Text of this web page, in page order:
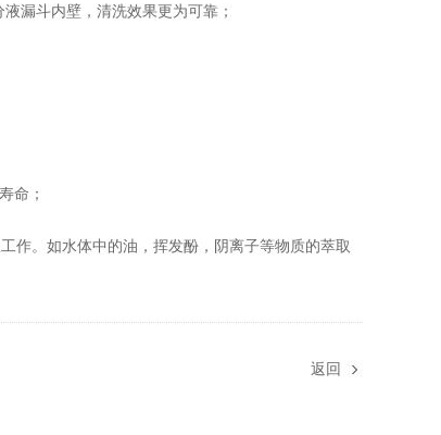
漏斗内壁，清洗效果更为可靠；
命；
。如水体中的油，挥发酚，阴离子等物质的萃取
返回